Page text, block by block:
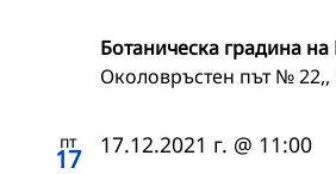
Ботаническа градина
Околовръстен път №
пт
17 17.12.2021 г. @ 11:00